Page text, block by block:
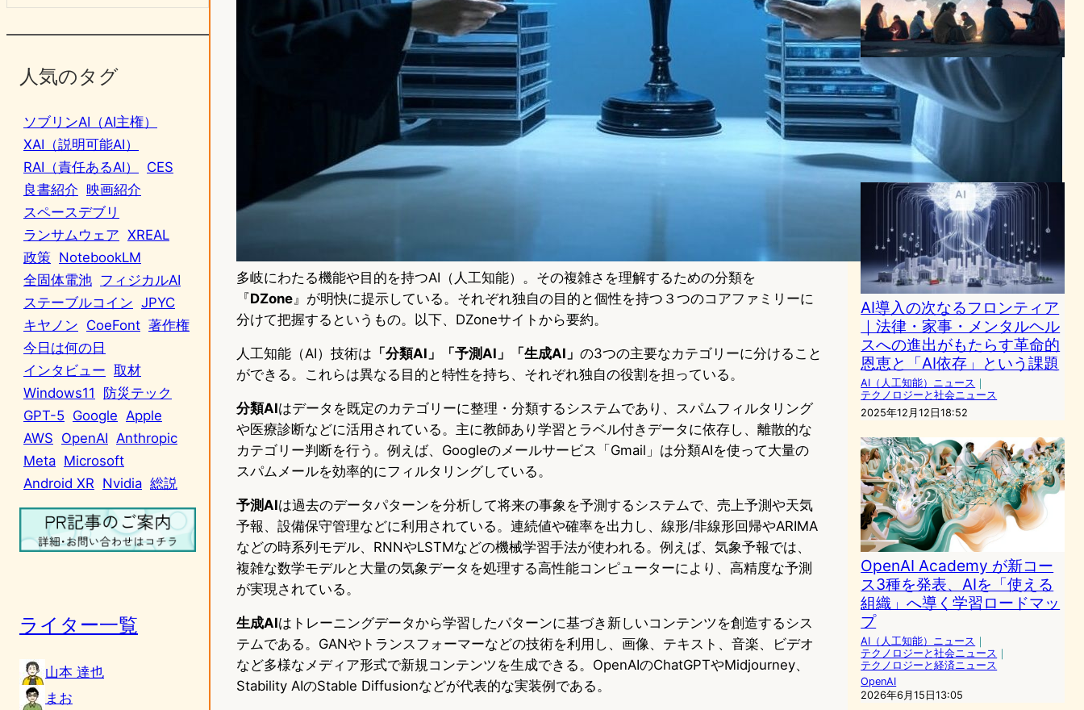
人気のタグ
ソブリンAI（AI主権）
XAI（説明可能AI）
RAI（責任あるAI）
CES
良書紹介 映画紹介
スペースデブリ
ランサムウェア XREAL
政策 NotebookLM
全固体電池 フィジカルAI
ステーブルコイン JPYC
キヤノン CoeFont 著作権
今日は何の日
インタビュー 取材
Windows11
防災テック
GPT-5 Google Apple
AWS OpenAI Anthropic
Meta Microsoft
Android XR Nvidia 総説
ライター一覧
山本 達也
まお
多岐にわたる機能や目的を持つAI（人工知能）。その複雑さを理解するための分類を
『DZone』が明快に提示している。それぞれ独自の目的と個性を持つ３つのコアファミリーに
分けて把握するというもの。以下、DZoneサイトから要約。
人工知能（AI）技術は 「分類AI」「予測AI」「生成AI」 の3つの主要なカテゴリーに分けること
ができる。これらは異なる目的と特性を持ち、それぞれ独自の役割を担っている。
分類AIはデータを既定のカテゴリーに整理・分類するシステムであり、スパムフィルタリング
や医療診断などに活用されている。主に教師あり学習とラベル付きデータに依存し、離散的な
カテゴリー判断を行う。例えば、Googleのメールサービス「Gmail」は分類AIを使って大量の
スパムメールを効率的にフィルタリングしている。
予測AIは過去のデータパターンを分析して将来の事象を予測するシステムで、売上予測や天気
予報、設備保守管理などに利用されている。連続値や確率を出力し、線形/非線形回帰やARIMA
などの時系列モデル、RNNやLSTMなどの機械学習手法が使われる。例えば、気象予報では、
複雑な数学モデルと大量の気象データを処理する高性能コンピューターにより、高精度な予測
が実現されている。
生成AIはトレーニングデータから学習したパターンに基づき新しいコンテンツを創造するシス
テムである。GANやトランスフォーマーなどの技術を利用し、画像、テキスト、音楽、ビデオ
など多様なメディア形式で新規コンテンツを生成できる。OpenAIのChatGPTやMidjourney、
Stability AIのStable Diffusionなどが代表的な実装例である。
【AIが語る未来：データが紡
ぐ「人類像」の多様性を問い
直す】
AI（人工知能）ニュース
テクノロジーと社会ニュース
2025年5月23日10:56
AI導入の次なるフロンティア
｜法律・家事・メンタルヘル
スへの進出がもたらす革命的
恩恵と「AI依存」という課題
AI（人工知能）ニュース ｜
テクノロジーと社会ニュース
2025年12月12日18:52
OpenAI Academy が新コー
ス3種を発表、AIを「使える
組織」へ導く学習ロードマッ
プ
AI（人工知能）ニュース ｜
テクノロジーと社会ニュース ｜
テクノロジーと経済ニュース
OpenAI
2026年6月15日13:05